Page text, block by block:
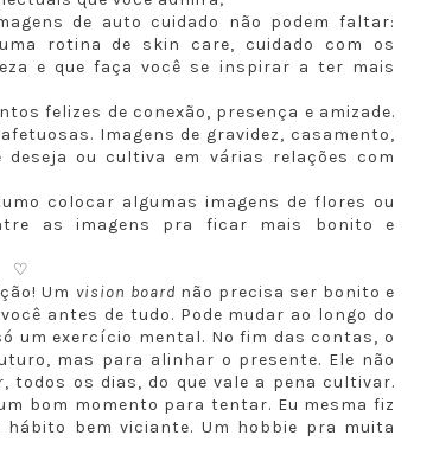
de auto cuidado não podem faltar:
rotina de skin care, cuidado com os
e que faça você se inspirar a ter mais
felizes de conexão, presença e amizade.
Imagens de gravidez, casamento,
ou cultiva em várias relações com
colocar algumas imagens de flores ou
as imagens pra ficar mais bonito e
♡
Um vision board não precisa ser bonito e
antes de tudo. Pode mudar ao longo do
um exercício mental. No fim das contas, o
mas para alinhar o presente. Ele não
todos os dias, do que vale a pena cultivar.
bom momento para tentar. Eu mesma fiz
bem viciante. Um hobbie pra muita